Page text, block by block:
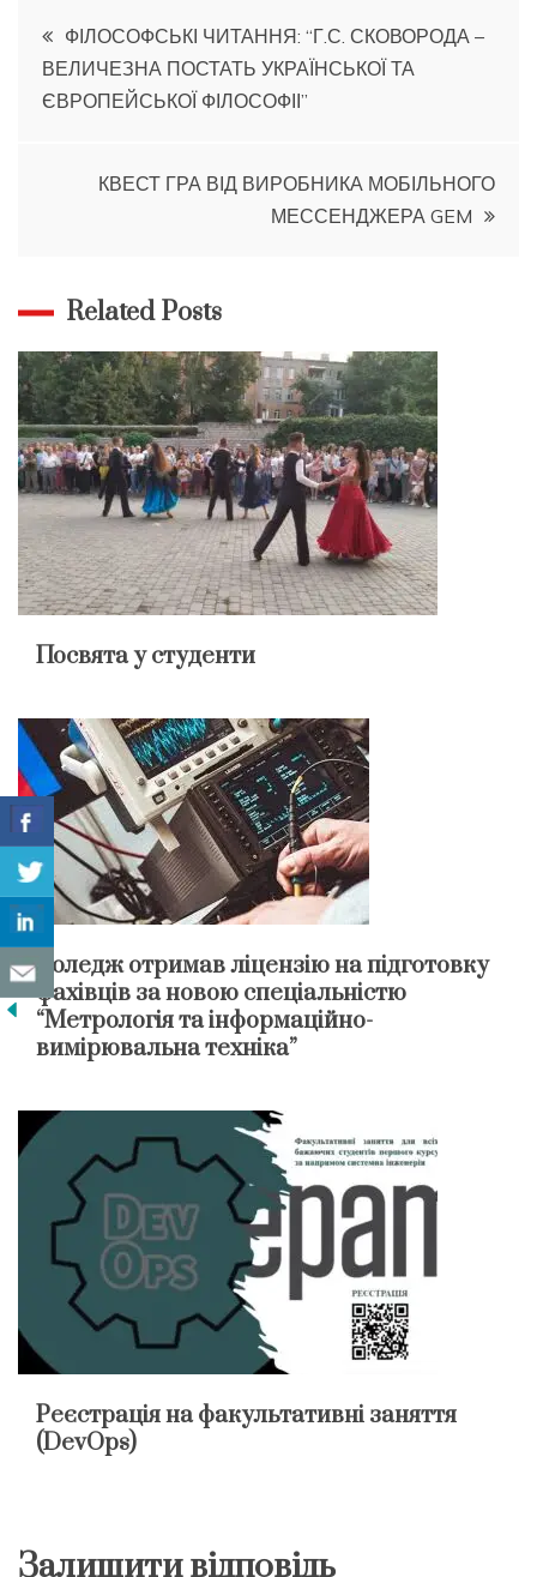
Навігація
записів
ФІЛОСОФСЬКІ ЧИТАННЯ: “Г.С. СКОВОРОДА –
ВЕЛИЧЕЗНА ПОСТАТЬ УКРАЇНСЬКОЇ ТА
ЄВРОПЕЙСЬКОЇ ФІЛОСОФІІ”
КВЕСТ ГРА ВІД ВИРОБНИКА МОБІЛЬНОГО
МЕССЕНДЖЕРА GEM
Related Posts
Посвята у студенти
Коледж отримав ліцензію на підготовку
фахівців за новою спеціальністю
“Метрологія та інформаційно-
вимірювальна техніка”
Реєстрація на факультативні заняття
(DevOps)
Залишити відповідь